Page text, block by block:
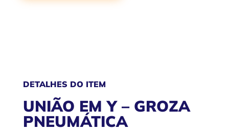
DETALHES DO ITEM
UNIÃO EM Y – GROZA
PNEUMÁTICA